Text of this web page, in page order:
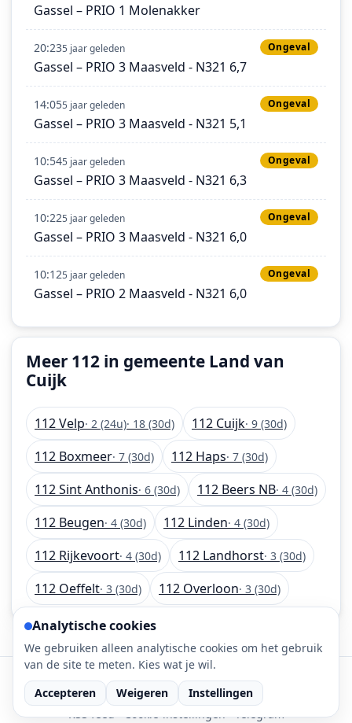
Gassel – PRIO 1 Molenakker
20:235 jaar geleden Ongeval
Gassel – PRIO 3 Maasveld - N321 6,7
14:055 jaar geleden Ongeval
Gassel – PRIO 3 Maasveld - N321 5,1
10:545 jaar geleden Ongeval
Gassel – PRIO 3 Maasveld - N321 6,3
10:225 jaar geleden Ongeval
Gassel – PRIO 3 Maasveld - N321 6,0
10:125 jaar geleden Ongeval
Gassel – PRIO 2 Maasveld - N321 6,0
Meer 112 in gemeente Land van
Cuijk
112 Velp· 2 (24u)· 18 (30d) 112 Cuijk· 9 (30d)
112 Boxmeer· 7 (30d) 112 Haps· 7 (30d)
112 Sint Anthonis· 6 (30d) 112 Beers NB· 4 (30d)
112 Beugen· 4 (30d) 112 Linden· 4 (30d)
112 Rijkevoort· 4 (30d) 112 Landhorst· 3 (30d)
112 Oeffelt· 3 (30d) 112 Overloon· 3 (30d)
112-meldingen.nl • 112 meldingen is onderdeel
van DaLec.
RSS feed·Cookie-instellingen·Telegram
Analytische cookies
We gebruiken alleen analytische cookies om het gebruik
van de site te meten. Kies wat je wil.
Accepteren
Weigeren Instellingen